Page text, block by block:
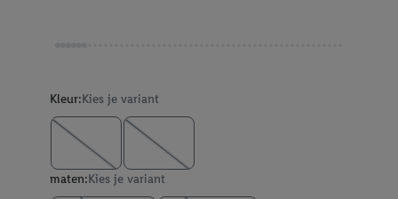
Kleur:Kies je variant
maten:Kies je variant